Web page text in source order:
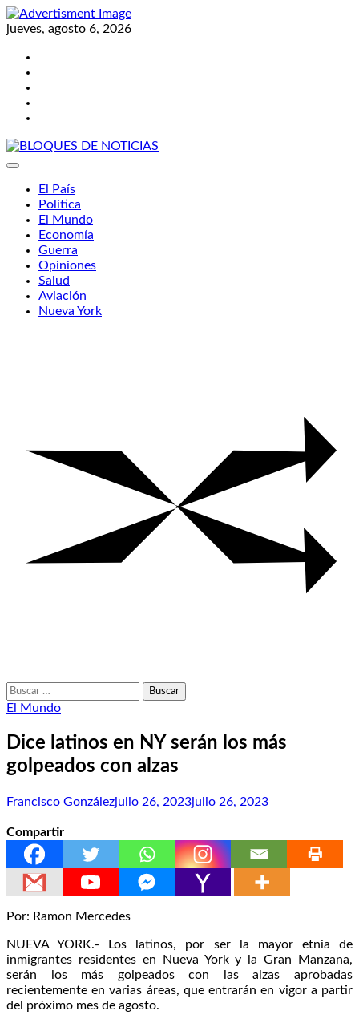
Skip
to
jueves, agosto 6, 2026
El País
Política
El Mundo
Economía
Guerra
Opiniones
Salud
Aviación
Nueva York
Buscar:
El Mundo
Dice latinos en NY serán los más
golpeados con alzas
Francisco Gonzálezjulio 26, 2023julio 26, 2023
Compartir
Por: Ramon Mercedes
NUEVA YORK.- Los latinos, por ser la mayor etnia de
inmigrantes residentes en Nueva York y la Gran Manzana,
serán los más golpeados con las alzas aprobadas
recientemente en varias áreas, que entrarán en vigor a partir
del próximo mes de agosto.